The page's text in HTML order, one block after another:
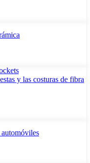
y las costuras de fibra
automóviles